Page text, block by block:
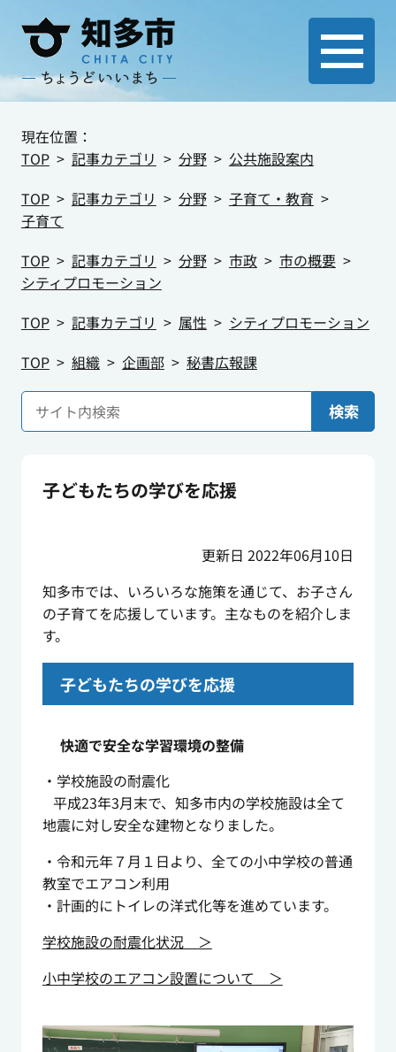
現在位置：
TOP
記事カテゴリ 分野
公共施設案内
TOP
記事カテゴリ 分野
子育て・教育
子育て
TOP
記事カテゴリ 分野 市政
市の概要
シティプロモーション
TOP
記事カテゴリ 属性
シティプロモーション
TOP
組織 企画部 秘書広報課
検索
子どもたちの学びを応援
更新日 2022年06月10日
知多市では、いろいろな施策を通じて、お子さん
の子育てを応援しています。主なものを紹介しま
す。
子どもたちの学びを応援
快適で安全な学習環境の整備
・学校施設の耐震化
平成23年3月末で、知多市内の学校施設は全て
地震に対し安全な建物となりました。
・令和元年７月１日より、全ての小中学校の普通
教室でエアコン利用
・計画的にトイレの洋式化等を進めています。
学校施設の耐震化状況 ＞
小中学校のエアコン設置について ＞